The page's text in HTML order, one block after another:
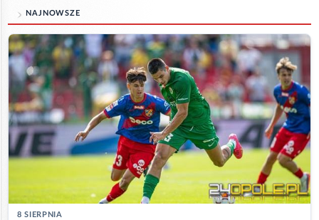
NAJNOWSZE
8 SIERPNIA